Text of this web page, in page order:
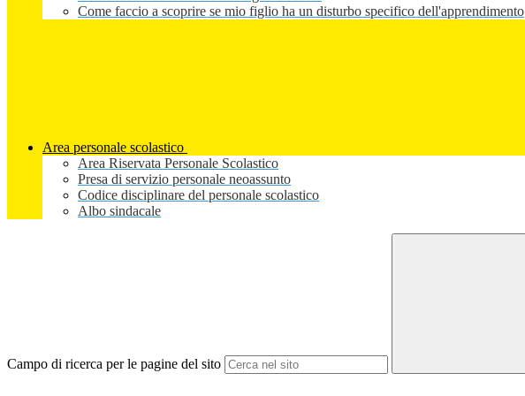
Come faccio a scoprire se mio figlio ha un disturbo specifico dell'apprendimento
Area personale scolastico
Area Riservata Personale Scolastico
Presa di servizio personale neoassunto
Codice disciplinare del personale scolastico
Albo sindacale
Campo di ricerca per le pagine del sito